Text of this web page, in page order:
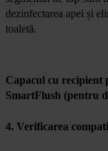
dezinfectarea apei și
toaletă.
Capacul cu recipient
SmartFlush (pentru
4. Verificarea